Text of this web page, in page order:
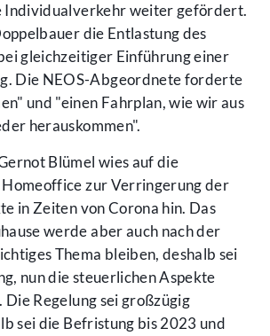
Individualverkehr weiter gefördert.
die Entlastung des
gleichzeitiger Einführung einer
Die NEOS-Abgeordnete forderte
und "einen Fahrplan, wie wir aus
herauskommen".
Blümel wies auf die
zur Verringerung der
in Zeiten von Corona hin. Das
werde aber auch nach der
Thema bleiben, deshalb sei
nun die steuerlichen Aspekte
Regelung sei großzügig
sei die Befristung bis 2023 und